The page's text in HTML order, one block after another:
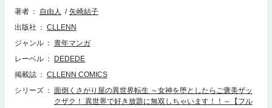
まう。そのアタックがまさかの成功をして…！？ 女神の寵愛と加護を受け
を生きていく。人気異世界WEB小説をフルカラーでコミカライズ！
著者 自由人
矢崎結子
出版社
CLLENN
ジャンル
青年マンガ
レーベル
DEDEDE
掲載誌
CLLENN COMICS
シリーズ
面倒くさがり屋の異世界転生 ～女神を堕としたらご褒美ザッ
クザク！ 異世界で好き放題に無双しちゃいます！！～【フル